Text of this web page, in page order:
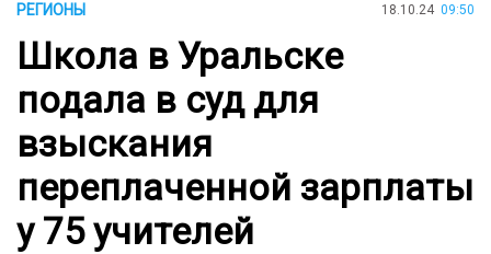
РЕГИОНЫ 18.10.24 09:50
Школа в Уральске
подала в суд для
взыскания
переплаченной зарплаты
у 75 учителей